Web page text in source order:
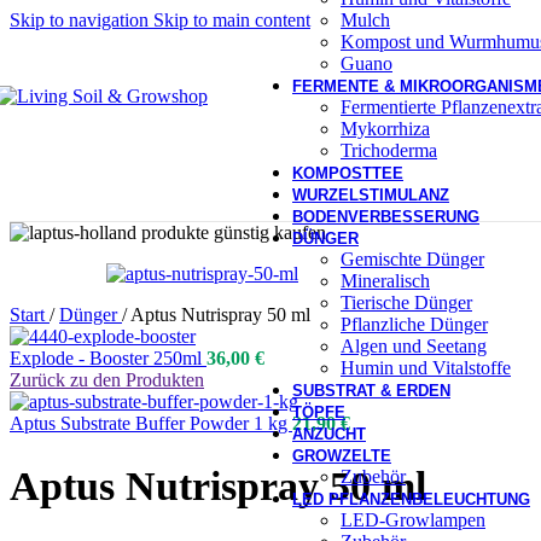
Skip to navigation Skip to main content
Mulch
Kompost und
Guano
FERMENTE &
Fermentierte
Mykorrhiza
Trichoderma
KOMPOSTTEE
WURZELSTIMULANZ
BODENVERBESSERUNG
DÜNGER
Gemischte Dünger
Mineralisch
Tierische Dünger
Pflanzliche Dünger
Algen und Seetang
Humin und Vitalstoffe
SUBSTRAT & ERDEN
TÖPFE
ANZUCHT
GROWZELTE
Zubehör
LED PFLANZENBELEUCHTUNG
LED-Growlampen
Start / Dünger/ Aptus Nutrispray 50 ml
Explode - Booster 250ml 36,00 €
Zurück zu den Produkten
Aptus Substrate Buffer Powder 1 kg 21,90€
Aptus Nutrispray 50 ml